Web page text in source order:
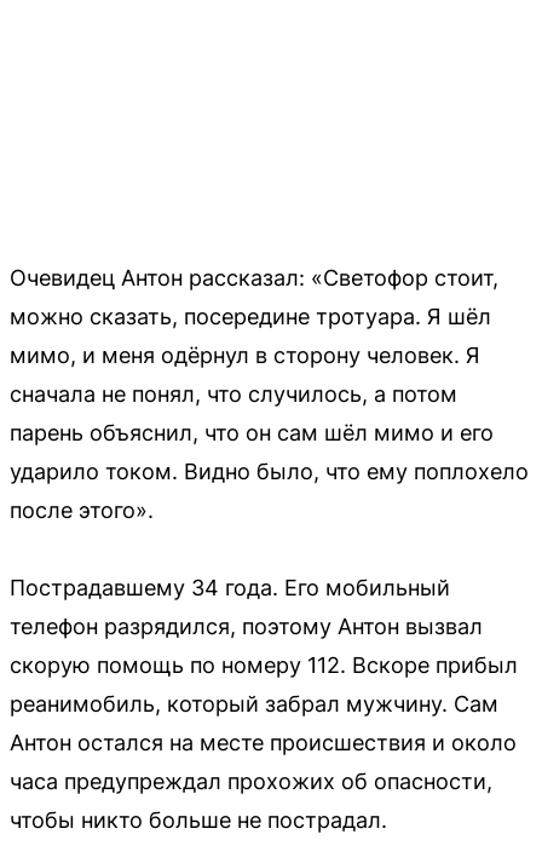
Очевидец Антон рассказал: «Светофор стоит,
можно сказать, посередине тротуара. Я шёл
мимо, и меня одёрнул в сторону человек. Я
сначала не понял, что случилось, а потом
парень объяснил, что он сам шёл мимо и его
ударило током. Видно было, что ему поплохело
после этого».
Пострадавшему 34 года. Его мобильный
телефон разрядился, поэтому Антон вызвал
скорую помощь по номеру 112. Вскоре прибыл
реанимобиль, который забрал мужчину. Сам
Антон остался на месте происшествия и около
часа предупреждал прохожих об опасности,
чтобы никто больше не пострадал.